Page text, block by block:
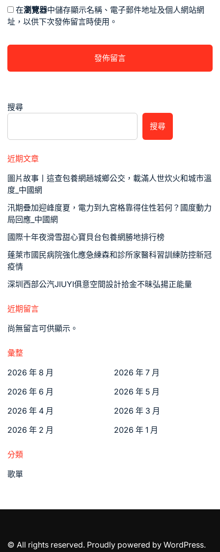
在瀏覽器中儲存顯示名稱、電子郵件地址及個人網站網
址，以供下次發佈留言時使用。
搜尋
搜尋
近期文章
圖片故事丨這查包養網趟城鄉公交，載滿人世炊火和城市溫
度_中國網
汛期疊加迎峰度夏，電力到九宮格靠得住性若何？國度動力
局回應_中國網
國際十年夜滑雪甜心寶貝台包養網勝地排行榜
蓬萊市國民病院強化應急練森和診所家醫科習訓練防控新冠
疫情
深圳西部公汽JIUYI俱意空間設計拾金不昧弘揚正能量
近期留言
尚無留言可供顯示。
彙整
2026 年 8 月
2026 年 7 月
2026 年 6 月
2026 年 5 月
2026 年 4 月
2026 年 3 月
2026 年 2 月
2026 年 1 月
分類
歌單
© All rights reserved. Proudly powered by WordPress.